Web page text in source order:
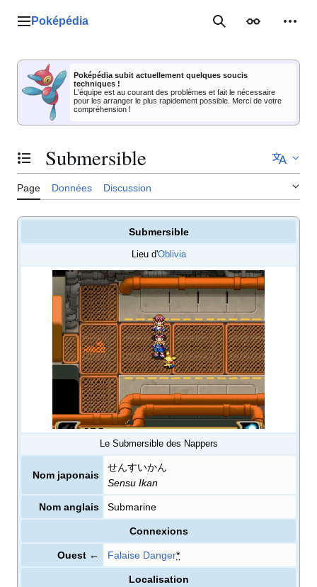
Menu principal
Poképédia RechercherApparence
Poképédia subit actuellement quelques soucis
techniques !
L'équipe est au courant des problèmes et fait le nécessaire
pour les arranger le plus rapidement possible. Merci de votre
compréhension !
Basculer la table des matières
Submersible
Page Données Discussion
Submersible
Lieu d'Oblivia
Le Submersible des Nappers
Nom japonais
せんすいかん
Sensu Ikan
Nom anglais Submarine
Connexions
Ouest ← Falaise Danger*
Localisation